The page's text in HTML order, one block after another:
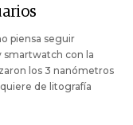
piensa seguir
smartwatch con la
los 3 nanómetros
de litografía